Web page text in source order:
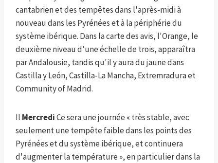
cantabrien et des tempêtes dans l'après-midi à
nouveau dans les Pyrénées et à la périphérie du
système ibérique. Dans la carte des avis, l'Orange, le
deuxième niveau d'une échelle de trois, apparaîtra
par Andalousie, tandis qu'il y aura du jaune dans
Castilla y León, Castilla-La Mancha, Extremradura et
Community of Madrid.
Il MercrediCe sera une journée « très stable, avec
seulement une tempête faible dans les points des
Pyrénées et du système ibérique, et continuera
d'augmenter la température », en particulier dans la